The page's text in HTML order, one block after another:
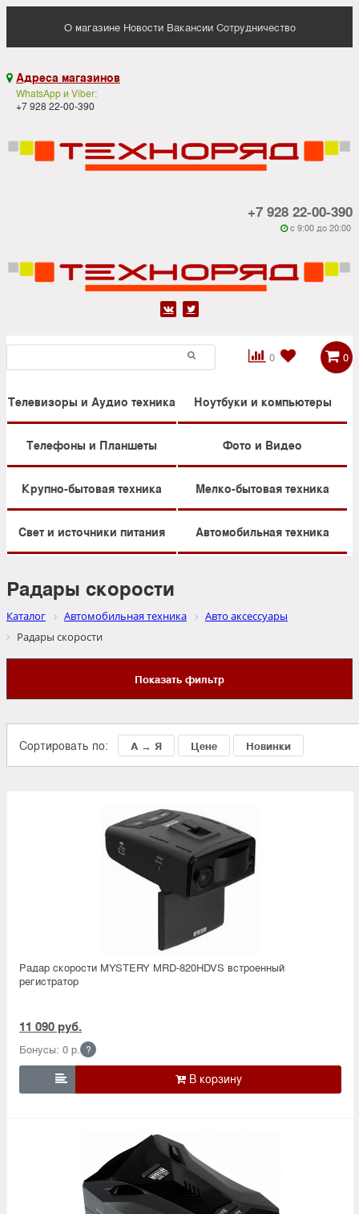
О магазине Новости Вакансии Сотрудничество
 Адреса магазинов
WhatsApp и Viber:
+7 928 22-00-390
+7 928 22-00-390
 c 9:00 до 20:00
 
0

 0
Телевизоры и Аудио техника Ноутбуки и компьютеры
Телефоны и Планшеты Фото и Видео
Крупно-бытовая техника Мелко-бытовая техника
Свет и источники питания Автомобильная техника
Радары скорости
Каталог Автомобильная техника
Авто аксессуары
Радары скорости
Показать фильтр
Сортировать по: А → Я Цене Новинки
Радар скорости MYSTERY MRD-820HDVS встроенный
регистратор
11 090 руб.
Бонусы: 0 р. ?
